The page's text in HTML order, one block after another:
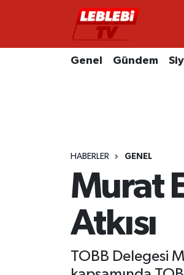
Genel Gündem
HABERLER GENEL
Murat
Atkısı
TOBB Delegesi
Hava Durumu
Tüm Manşetler
Haber Arşivi